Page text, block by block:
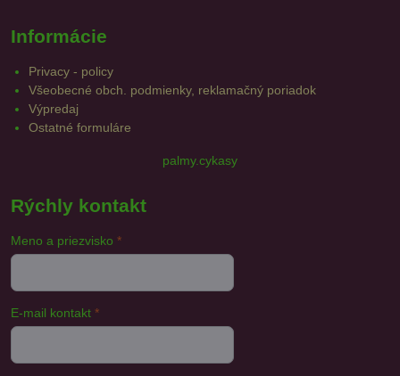
Informácie
Privacy - policy
Všeobecné obch. podmienky, reklamačný poriadok
Výpredaj
Ostatné formuláre
palmy.cykasy
Rýchly kontakt
Meno a priezvisko *
E-mail kontakt *